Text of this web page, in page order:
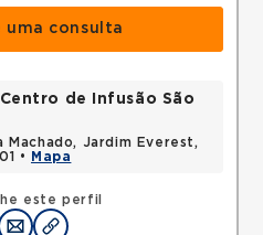
uma consulta
este perfil
de Infusão São
Machado, Jardim Everest,
•
Mapa